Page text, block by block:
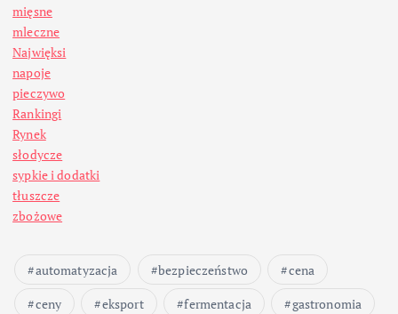
mięsne
mleczne
Najwięksi
napoje
pieczywo
Rankingi
Rynek
słodycze
sypkie i dodatki
tłuszcze
zbożowe
automatyzacja bezpieczeństwo
cena
ceny
eksport fermentacja
gastronomia